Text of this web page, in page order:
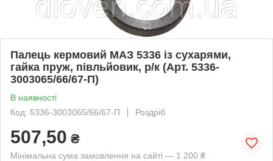
Палець кермовий МАЗ 5336 із сухарями,
гайка пруж, півльйовик, р/к (Арт. 5336-
3003065/66/67-П)
В наявності
Код: 5336-3003065/66/67-П
Роздріб
507,50 ₴
Мінімальна сума замовлення на сайті — 1 200 ₴